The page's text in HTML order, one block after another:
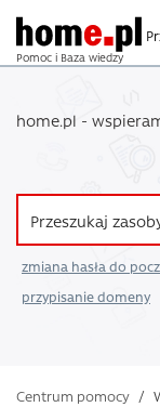
Pomoc i Baza wiedzy
home.pl -
zmiana hasła do
przypisanie domeny
Centrum pomocy /